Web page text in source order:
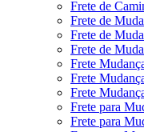
Frete de
Frete de
Frete de
Frete de
Frete
Frete
Frete
Frete para
Frete para